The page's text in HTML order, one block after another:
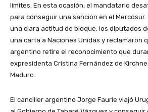
límites. En esta ocasión, el mandatario
para conseguir una sanción en el Mercosur.
una clara actitud de bloque, los diputados
una carta a Naciones Unidas y reclamaron
argentino retire el reconocimiento que
expresidenta Cristina Fernández de
Maduro.
El canciller argentino Jorge Faurie viajó